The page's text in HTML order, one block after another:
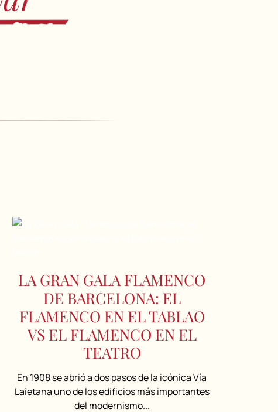
LA GRAN GALA FLAMENCO
DE BARCELONA: EL
FLAMENCO EN EL TABLAO
VS EL FLAMENCO EN EL
TEATRO
En 1908 se abrió a dos pasos de la icónica Vía
Laietana uno de los edificios más importantes
del modernismo...